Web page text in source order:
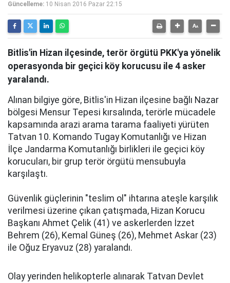
Güncelleme: 10 Nisan 2016 Pazar 22:15
Bitlis'in Hizan ilçesinde, terör örgütü PKK'ya yönelik
operasyonda bir geçici köy korucusu ile 4 asker
yaralandı.
Alınan bilgiye göre, Bitlis'in Hizan ilçesine bağlı Nazar
bölgesi Mensur Tepesi kırsalında, terörle mücadele
kapsamında arazi arama tarama faaliyeti yürüten
Tatvan 10. Komando Tugay Komutanlığı ve Hizan
İlçe Jandarma Komutanlığı birlikleri ile geçici köy
korucuları, bir grup terör örgütü mensubuyla
karşılaştı.
Güvenlik güçlerinin "teslim ol" ihtarına ateşle karşılık
verilmesi üzerine çıkan çatışmada, Hizan Korucu
Başkanı Ahmet Çelik (41) ve askerlerden İzzet
Behrem (26), Kemal Güneş (26), Mehmet Askar (23)
ile Oğuz Eryavuz (28) yaralandı.
Olay yerinden helikopterle alınarak Tatvan Devlet